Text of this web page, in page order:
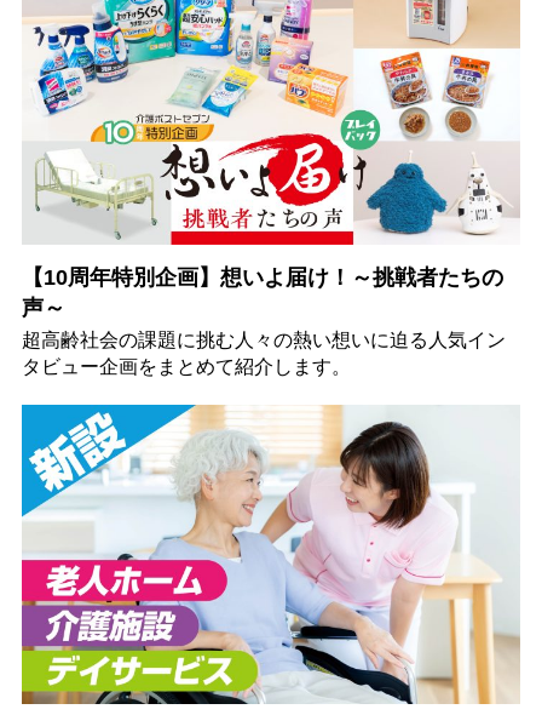
【10周年特別企画】想いよ届け！～挑戦者たちの
声～
超高齢社会の課題に挑む人々の熱い想いに迫る人気イン
タビュー企画をまとめて紹介します。